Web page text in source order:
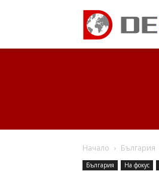
Начало България
България На фокус